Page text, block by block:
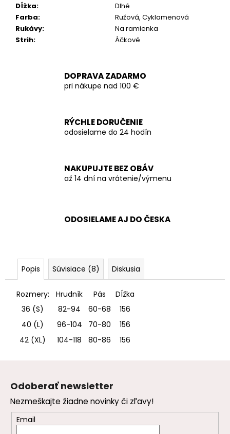
Dĺžka:
Dlhé
Farba:
Ružová, Cyklamenová
Rukávy:
Na ramienka
Strih: Áčkové
DOPRAVA ZADARMO
pri nákupe nad 100 €
RÝCHLE DORUČENIE
odosielame do 24 hodín
NAKUPUJTE BEZ OBÁV
až 14 dní na vrátenie/výmenu
ODOSIELAME AJ DO ČESKA
Popis Súvisiace (8) Diskusia
Rozmery: Hrudník Pás
DÍžka
36 (S)
82-94 60-68
156
40 (L)
96-104 70-80
156
42 (XL)
104-118 80-86 156
Odoberať newsletter
Nezmeškajte žiadne novinky či zľavy!
Email